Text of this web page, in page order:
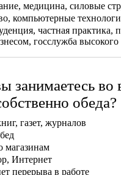
медицина, силовые
компьютерные
частная практика,
госслужба высокого
занимаетесь во
обеда?
газет, журналов
магазинам
Интернет
перерыва в работе